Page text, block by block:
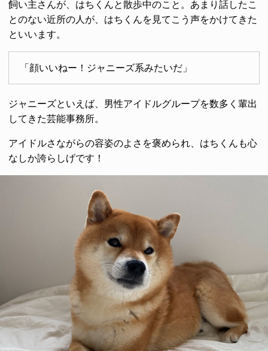
飼い主さんが、はちくんと散歩中のこと。あまり話したこ
とのない近所の人が、はちくんを見てこう声をかけてきた
といいます。
「顔いいねー！ジャニーズ系みたいだ」
ジャニーズといえば、男性アイドルグループを数多く輩出
してきた芸能事務所。
アイドルさながらの容姿のよさを褒められ、はちくんも心
なしか誇らしげです！